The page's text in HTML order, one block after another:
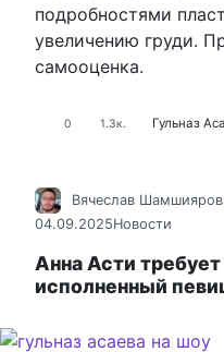
подробностями
увеличению груди.
самооценка.
0 1.3к. Гульназ
Вячеслав Шамшияров
04.09.2025Новости
Анна Асти
исполненный